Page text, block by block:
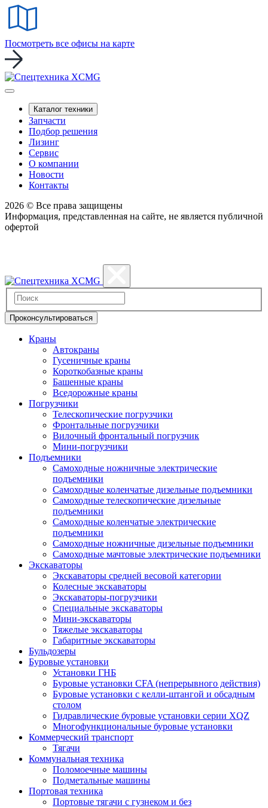
Посмотреть все офисы на карте
Каталог техники
Запчасти
Подбор решения
Лизинг
Сервис
О компании
Новости
Контакты
2026 © Все права защищены
Информация, представленная на сайте, не является публичной
офертой
Проконсультироваться
Краны
Автокраны
Гусеничные краны
Короткобазные краны
Башенные краны
Вcедорожные краны
Погрузчики
Телескопические погрузчики
Фронтальные погрузчики
Вилочный фронтальный погрузчик
Мини-погрузчики
Подъемники
Самоходные ножничные электрические
подъемники
Самоходные коленчатые дизельные подъемники
Самоходные телескопические дизельные
подъемники
Самоходные коленчатые электрические
подъемники
Самоходные ножничные дизельные подъемники
Самоходные мачтовые электрические подъемники
Экскаваторы
Экскаваторы средней весовой категории
Колесные экскаваторы
Экскаваторы-погрузчики
Специальные экскаваторы
Мини-экскаваторы
Тяжелые экскаваторы
Габаритные экскаваторы
Бульдозеры
Буровые установки
Установки ГНБ
Буровые установки CFA (непрерывного действия)
Буровые установки с келли-штангой и обсадным
столом
Гидравлические буровые установки серии XQZ
Многофункциональные буровые установки
Коммерческий транспорт
Тягачи
Коммунальная техника
Поломоечные машины
Подметальные машины
Портовая техника
Портовые тягачи с гузнеком и без